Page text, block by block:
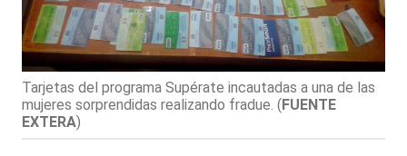
Tarjetas del programa Supérate incautadas a una de las
mujeres sorprendidas realizando fradue. (FUENTE
EXTERA)